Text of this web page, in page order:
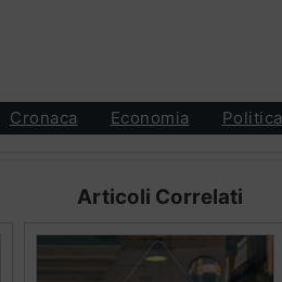
Cronaca Economia Politica
Articoli Correlati